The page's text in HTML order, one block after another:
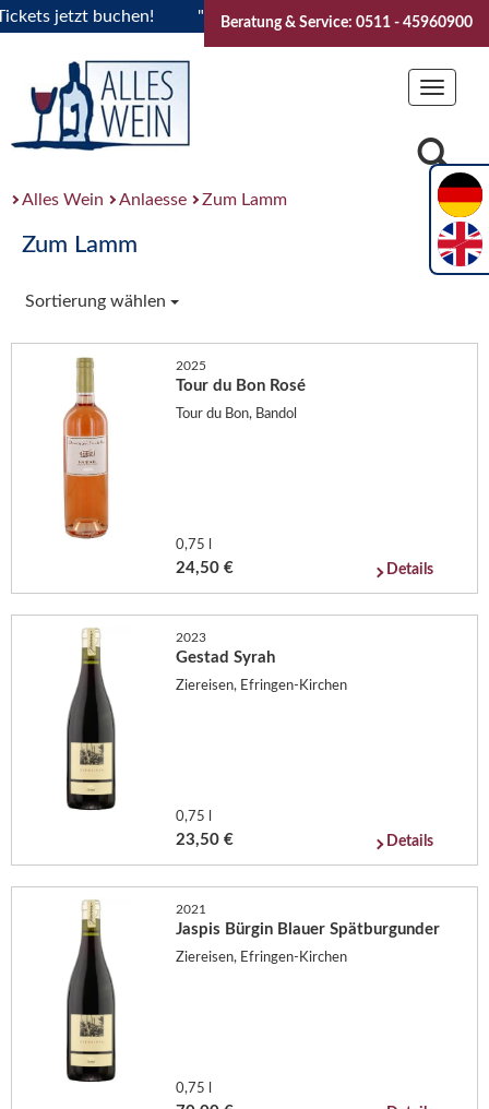
jetzt buchen! "Das Sommerfest 2026" Vive la
Beratung & Service: 0511 - 45960900
Toggle
Alles Wein Anlaesse Zum Lamm
Zum Lamm
Sortierung wählen
2025
Tour du Bon Rosé
Tour du Bon, Bandol
0,75 l
24,50 € Details
2023
Gestad Syrah
Ziereisen, Efringen-Kirchen
0,75 l
23,50 € Details
2021
Jaspis Bürgin Blauer Spätburgunder
Ziereisen, Efringen-Kirchen
0,75 l